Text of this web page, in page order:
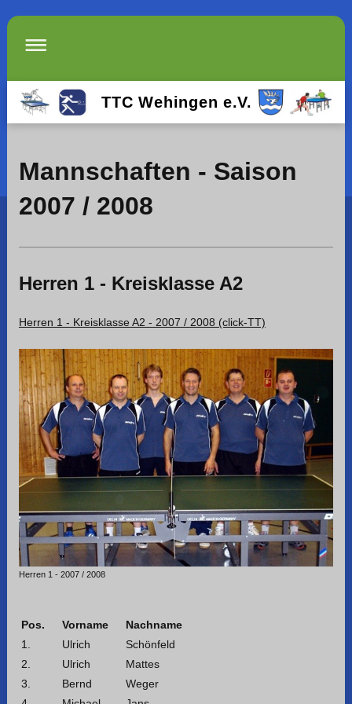
TTC Wehingen e.V.
Mannschaften - Saison
2007 / 2008
Herren 1 - Kreisklasse A2
Herren 1 - Kreisklasse A2 - 2007 / 2008 (click-TT)
Herren 1 - 2007 / 2008
Pos. Vorname
Nachname
1.
Ulrich
Schönfeld
2.
Ulrich
Mattes
3.
Bernd
Weger